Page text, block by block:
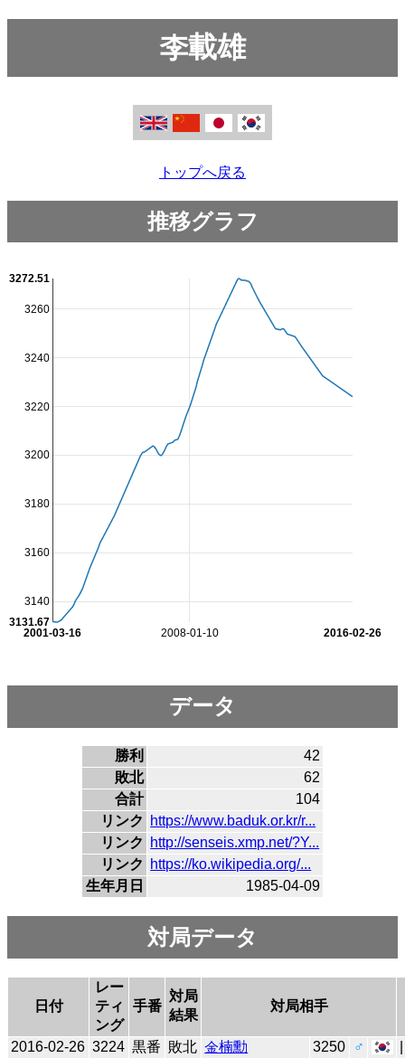
李載雄
トップへ戻る
推移グラフ
2008-01-10
2001-03-16 2016-02-26
3140
3160
3180
3200
3220
3240
3260
3131.67
3272.51
データ
勝利
42
敗北
62
合計
104
リンク
https://www.baduk.or.kr/r...
リンク
http://senseis.xmp.net/?Y...
リンク
https://ko.wikipedia.org/...
生年月日
1985-04-09
対局データ
日付
レー
ティ
ング
手番
対局
結果
対局相手
2016-02-26 3224 黒番 敗北 金楠勳 3250 ♂